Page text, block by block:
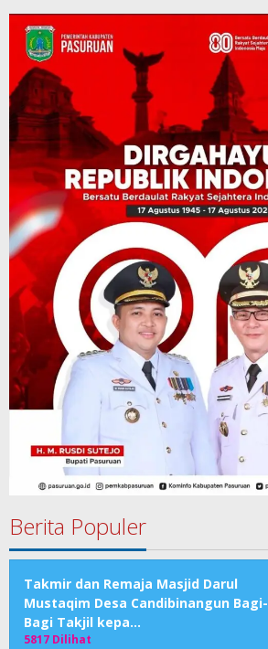
Berita Populer
Takmir dan Remaja Masjid Darul
Mustaqim Desa Candibinangun Bagi-
Bagi Takjil kepa…
5817 Dilihat